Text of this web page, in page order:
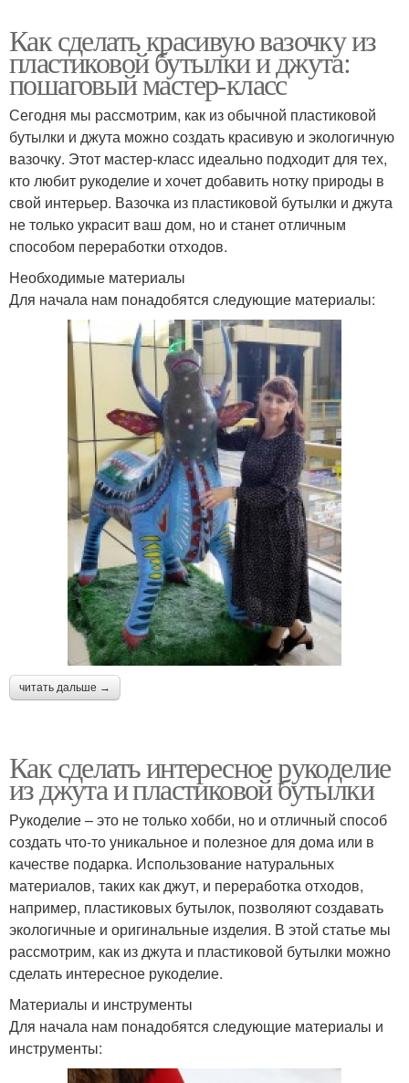
Как сделать красивую вазочку из
пластиковой бутылки и джута:
пошаговый мастер-класс
Сегодня мы рассмотрим, как из обычной пластиковой
бутылки и джута можно создать красивую и экологичную
вазочку. Этот мастер-класс идеально подходит для тех,
кто любит рукоделие и хочет добавить нотку природы в
свой интерьер. Вазочка из пластиковой бутылки и джута
не только украсит ваш дом, но и станет отличным
способом переработки отходов.
Необходимые материалы
Для начала нам понадобятся следующие материалы:
читать дальше →
Как сделать интересное рукоделие
из джута и пластиковой бутылки
Рукоделие – это не только хобби, но и отличный способ
создать что-то уникальное и полезное для дома или в
качестве подарка. Использование натуральных
материалов, таких как джут, и переработка отходов,
например, пластиковых бутылок, позволяют создавать
экологичные и оригинальные изделия. В этой статье мы
рассмотрим, как из джута и пластиковой бутылки можно
сделать интересное рукоделие.
Материалы и инструменты
Для начала нам понадобятся следующие материалы и
инструменты: